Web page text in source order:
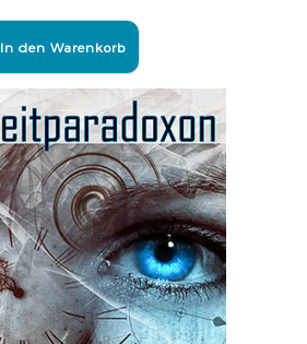
In den Warenkorb